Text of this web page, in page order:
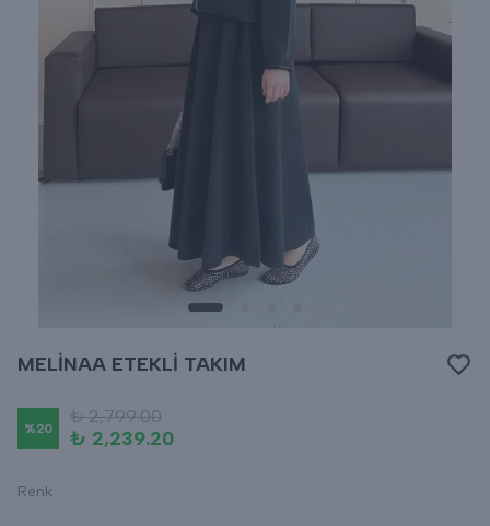
MELİNAA ETEKLİ TAKIM
%20
₺ 2,799.00
₺ 2,239.20
Renk